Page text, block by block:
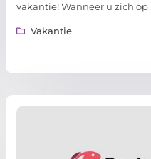
vakantie! Wanneer u zich
Vakantie